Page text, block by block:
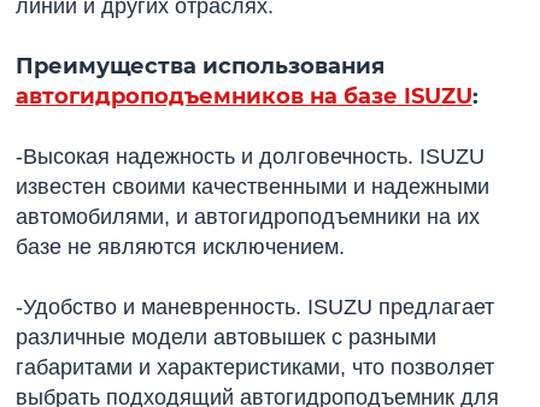
линий и других отраслях.
Преимущества использования
автогидроподъемников на базе ISUZU:
-Высокая надежность и долговечность. ISUZU
известен своими качественными и надежными
автомобилями, и автогидроподъемники на их
базе не являются исключением.
-Удобство и маневренность. ISUZU предлагает
различные модели автовышек с разными
габаритами и характеристиками, что позволяет
выбрать подходящий автогидроподъемник для